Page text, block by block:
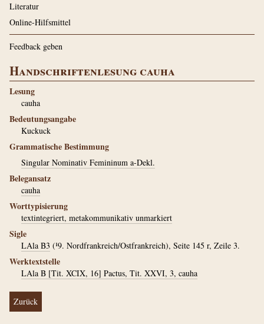
Literatur
Online-Hilfsmittel
Feedback geben
Handschriftenlesung cauha
Lesung
cauha
Bedeutungsangabe
Kuckuck
Grammatische Bestimmung
Singular Nominativ Femininum a-Dekl.
Belegansatz
cauha
Worttypisierung
textintegriert, metakommunikativ unmarkiert
Sigle
LAla B3 (¹9. Nordfrankreich/Ostfrankreich), Seite 145 r, Zeile 3.
Werktextstelle
LAla B [Tit. XCIX, 16] Pactus, Tit. XXVI, 3, cauha
Zurück